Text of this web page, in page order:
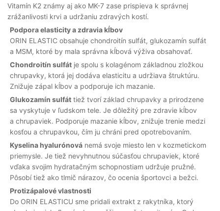
Vitamín K2 známy aj ako MK-7 zase prispieva k správnej
zrážanlivosti krvi a udržaniu zdravých kostí.
Podpora elasticity a zdravia kĺbov
ORIN ELASTIC obsahuje chondroitín sulfát, glukozamín sulfát
a MSM, ktoré by mala správna kĺbová výživa obsahovať.
Chondroitín sulfát je spolu s kolagénom základnou zložkou
chrupavky, ktorá jej dodáva elasticitu a udržiava štruktúru.
Znižuje zápal kĺbov a podporuje ich mazanie.
Glukozamín sulfát tiež tvorí základ chrupavky a prirodzene
sa vyskytuje v ľudskom tele. Je dôležitý pre zdravie kĺbov
a chrupaviek. Podporuje mazanie kĺbov, znižuje trenie medzi
kosťou a chrupavkou, čím ju chráni pred opotrebovaním.
Kyselina hyalurónová nemá svoje miesto len v kozmetickom
priemysle. Je tiež nevyhnutnou súčasťou chrupaviek, ktoré
vďaka svojim hydratačným schopnostiam udržuje pružné.
Pôsobí tiež ako tlmič nárazov, čo ocenia športovci a bežci.
Protizápalové vlastnosti
Do ORIN ELASTICU sme pridali extrakt z rakytníka, ktorý